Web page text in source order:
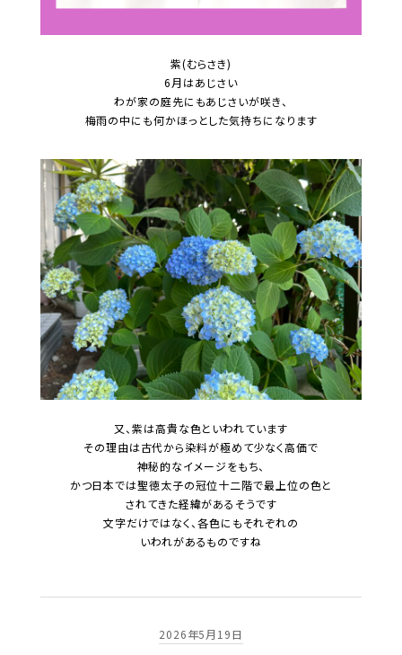
紫(むらさき)
6月はあじさい
わが家の庭先にもあじさいが咲き、
梅雨の中にも何かほっとした気持ちになります
又、紫は高貴な色といわれています
その理由は古代から染料が極めて少なく高価で
神秘的なイメージをもち、
かつ日本では聖徳太子の冠位十二階で最上位の色と
されてきた経緯があるそうです
文字だけではなく、各色にもそれぞれの
いわれがあるものですね
2026年5月19日